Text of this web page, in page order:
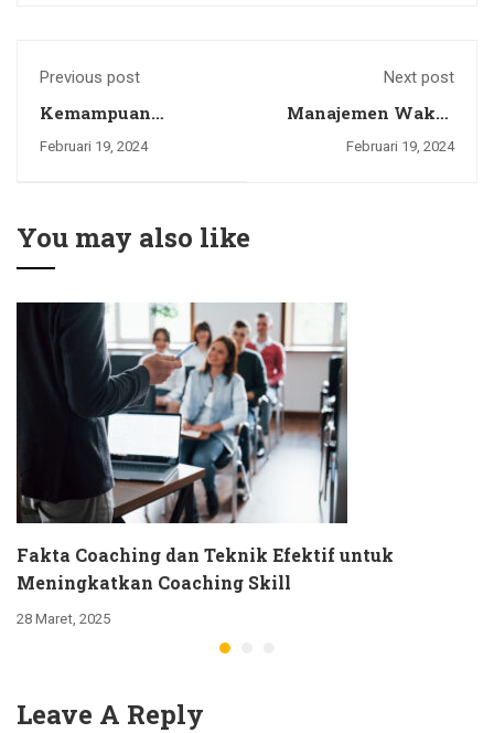
Previous post
Kemampuan
(EQ) yang harus
Februari 19, 2024
Next post
Manajemen Waktu
Pekerja
Februari 19, 2024
You may also like
Fakta Coaching dan Teknik Efektif untuk
Meningkatkan Coaching Skill
28 Maret, 2025
Leave A Reply